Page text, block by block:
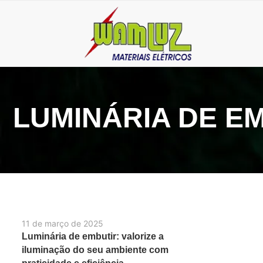
LUMINÁRIA DE
11 de março de 2025
Luminária de embutir: valorize a
iluminação do seu ambiente com